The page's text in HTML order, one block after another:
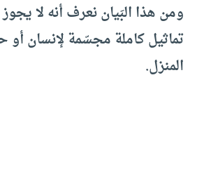
ومن هذا البَيان نعرف أنه لا
تماثيل كاملة مجسّمة لإنسان أو
المنزل.